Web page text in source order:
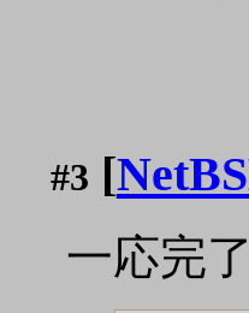
#3 [
一応完了